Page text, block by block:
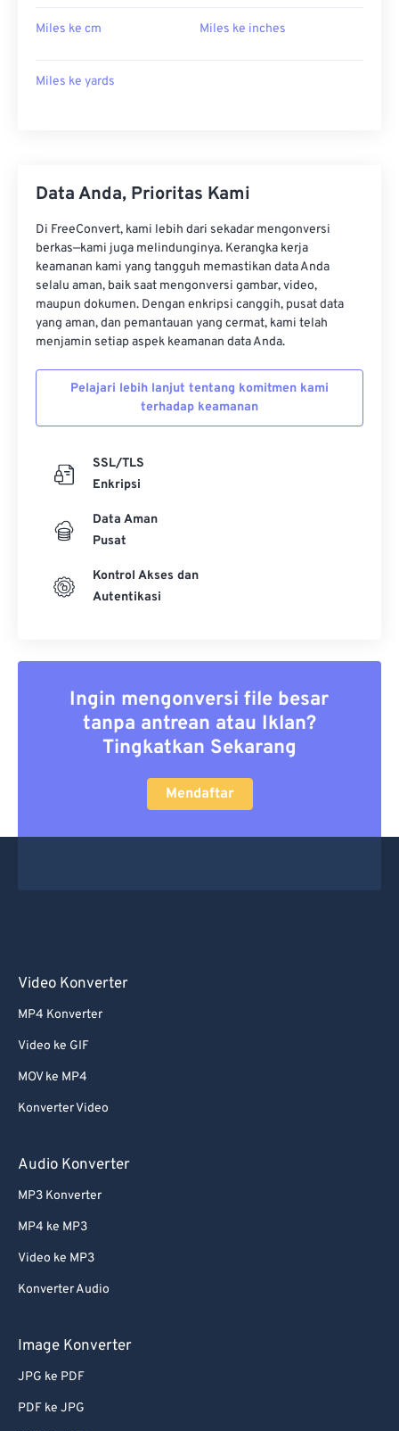
Miles ke cm Miles ke inches
Miles ke yards
Data Anda, Prioritas Kami
Di FreeConvert, kami lebih dari sekadar mengonversi
berkas—kami juga melindunginya. Kerangka kerja
keamanan kami yang tangguh memastikan data Anda
selalu aman, baik saat mengonversi gambar, video,
maupun dokumen. Dengan enkripsi canggih, pusat data
yang aman, dan pemantauan yang cermat, kami telah
menjamin setiap aspek keamanan data Anda.
Pelajari lebih lanjut tentang komitmen kami
terhadap keamanan
SSL/TLS
Enkripsi
Data Aman
Pusat
Kontrol Akses dan
Autentikasi
Ingin mengonversi file besar
tanpa antrean atau Iklan?
Tingkatkan Sekarang
Mendaftar
Video Konverter
MP4 Konverter
Video ke GIF
MOV ke MP4
Konverter Video
Audio Konverter
MP3 Konverter
MP4 ke MP3
Video ke MP3
Konverter Audio
Image Konverter
JPG ke PDF
PDF ke JPG